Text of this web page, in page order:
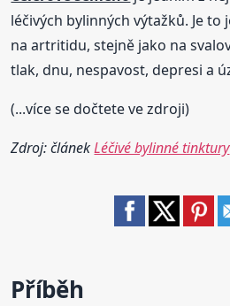
léčivých bylinných výtažků. Je to
na artritidu, stejně jako na
tlak, dnu, nespavost, depresi a
(...více se dočtete ve zdroji)
Zdroj: článekLéčivé bylinné tinktury
Příběh